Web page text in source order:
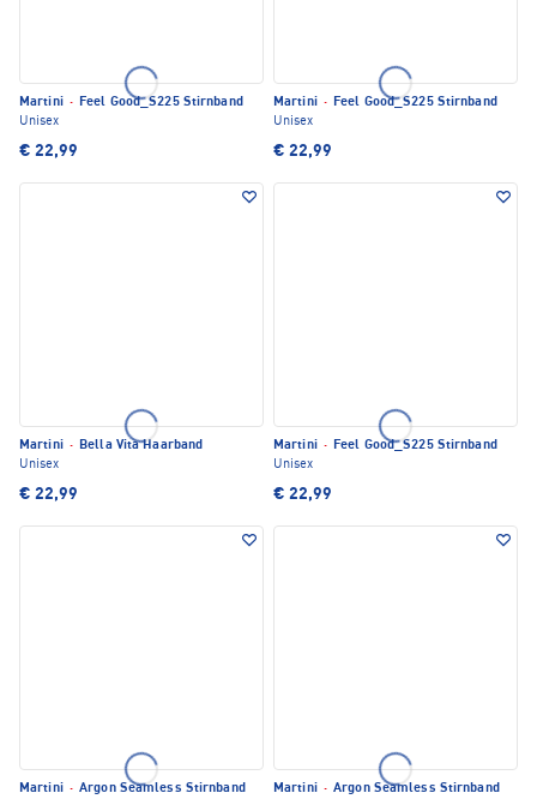
Martini · Feel Good_S225 Stirnband
Unisex
€ 22,99
Martini · Feel Good_S225 Stirnband
Unisex
€ 22,99
Martini · Bella Vita Haarband
Unisex
€ 22,99
Martini · Feel Good_S225 Stirnband
Unisex
€ 22,99
Martini · Argon Seamless Stirnband Martini · Argon Seamless Stirnband